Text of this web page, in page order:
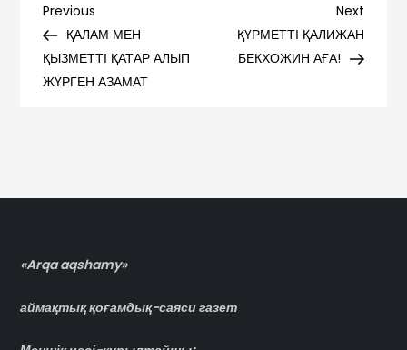
Навигация
по
Previous
Post
Previous
ҚАЛАМ МЕН
ҚЫЗМЕТТІ ҚАТАР АЛЫП
ЖҮРГЕН АЗАМАТ
Next
Post
Next
ҚҰРМЕТТІ ҚАЛИЖАН
БЕКХОЖИН АҒА!
«Arqa aqshamy»
аймақтық қоғамдық-саяси газет